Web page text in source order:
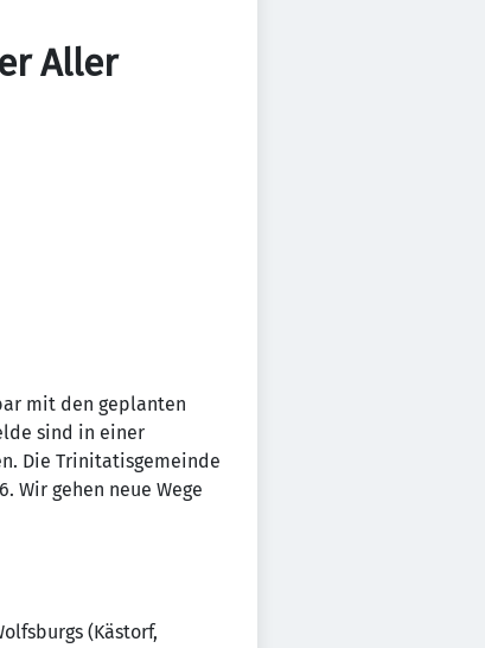
Aller
mit den geplanten
sind in einer
Die Trinitatisgemeinde
Wir gehen neue Wege
(Kästorf,